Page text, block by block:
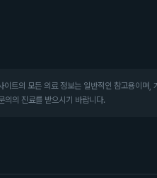
이트의 모든 의료 정보는 일반적인 참고용이며
의의 진료를 받으시기 바랍니다.